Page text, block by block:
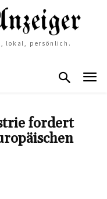
lokal, persönlich.
fordert